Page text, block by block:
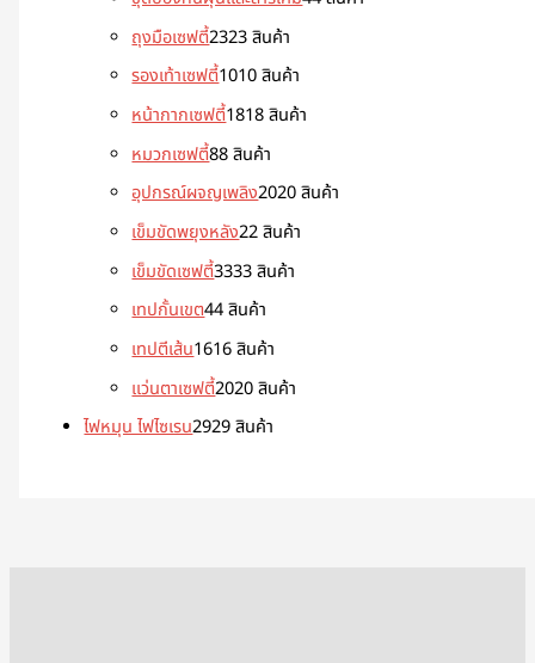
ถุงมือเซฟตี้2323 สินค้า
รองเท้าเซฟตี้1010 สินค้า
หน้ากากเซฟตี้1818 สินค้า
หมวกเซฟตี้88 สินค้า
อุปกรณ์ผจญเพลิง2020 สินค้า
เข็มขัดพยุงหลัง22 สินค้า
เข็มขัดเซฟตี้3333 สินค้า
เทปกั้นเขต44 สินค้า
เทปตีเส้น1616 สินค้า
แว่นตาเซฟตี้2020 สินค้า
ไฟหมุน ไฟไซเรน2929 สินค้า